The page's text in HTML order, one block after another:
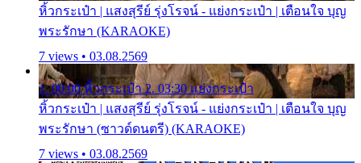
หิ้วกระเป๋า | แสงสุรีย์ รุ่งโรจน์ - แย่งกระเป๋า | เตือนใจ บุญ
พระรักษา (KARAOKE)
7 views • 03.08.2569
1. 00:00 หิ้วกระเป๋า 2. 03:30 แย่งกระเป๋า
หิ้วกระเป๋า | แสงสุรีย์ รุ่งโรจน์ - แย่งกระเป๋า | เตือนใจ บุญ
พระรักษา (ซาวด์ดนตรี) (KARAOKE)
7 views • 03.08.2569